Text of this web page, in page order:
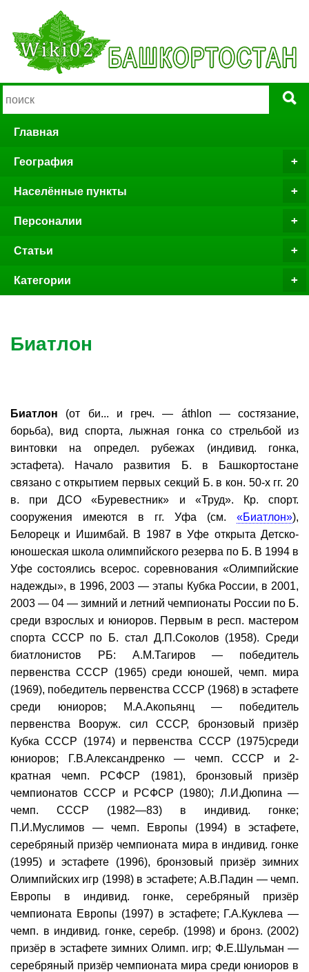
Главная
География
Населённые пункты
Персоналии
Статьи
Категории
Биатлон
Биатлон (от би... и греч. — áthlon — состязание,
борьба), вид спорта, лыжная гонка со стрельбой из
винтовки на определ. рубежах (индивид. гонка,
эстафета). Начало развития Б. в Башкортостане
связано с открытием первых секций Б. в кон. 50-х гг. 20
в. при ДСО «Буревестник» и «Труд». Кр. спорт.
сооружения имеются в гг. Уфа (см. «Биатлон»),
Белорецк и Ишимбай. В 1987 в Уфе открыта Детско-
юношеская школа олимпийского резерва по Б. В 1994 в
Уфе состоялись всерос. соревнования «Олимпийские
надежды», в 1996, 2003 — этапы Кубка России, в 2001,
2003 — 04 — зимний и летний чемпионаты России по Б.
среди взрослых и юниоров. Первым в респ. мастером
спорта СССР по Б. стал Д.П.Соколов (1958). Среди
биатлонистов РБ: А.М.Тагиров — победитель
первенства СССР (1965) среди юношей, чемп. мира
(1969), победитель первенства СССР (1968) в эстафете
среди юниоров; М.А.Акопьянц — победитель
первенства Вооруж. сил СССР, бронзовый призёр
Кубка СССР (1974) и первенства СССР (1975)среди
юниоров; Г.В.Александренко — чемп. СССР и 2-
кратная чемп. РСФСР (1981), бронзовый призёр
чемпионатов СССР и РСФСР (1980); Л.И.Дюпина —
чемп. СССР (1982—83) в индивид. гонке;
П.И.Муслимов — чемп. Европы (1994) в эстафете,
серебряный призёр чемпионата мира в индивид. гонке
(1995) и эстафете (1996), бронзовый призёр зимних
Олимпийских игр (1998) в эстафете; А.В.Падин — чемп.
Европы в индивид. гонке, серебряный призёр
чемпионата Европы (1997) в эстафете; Г.А.Куклева —
чемп. в индивид. гонке, серебр. (1998) и бронз. (2002)
призёр в эстафете зимних Олимп. игр; Ф.Е.Шульман —
серебряный призёр чемпионата мира среди юниоров в